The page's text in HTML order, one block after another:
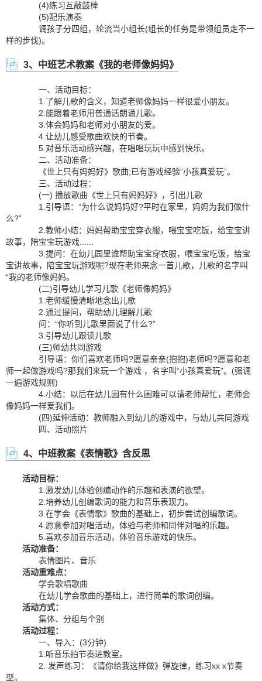
(4)练习互敲鼓棒
(5)配乐演奏
调孩子分四组，轮流当小组长(组长的任务是带领组员走不一
样的步伐)。
3、中班艺术教案《我的老师像妈妈》
一、活动目标：
1.了解儿歌的含义，知道老师像妈妈一样很爱小朋友。
2.能跟着老师用普通话朗诵儿歌。
3.体会妈妈和老师对小朋友的爱。
4.让幼儿感受歌曲欢快的节奏。
5.对音乐活动感兴趣，在唱唱玩玩中感到快乐。
二、活动准备：
《世上只有妈妈好》歌曲;已有游戏经验“小孩真爱玩”。
三、活动过程：
(一) 播放歌曲《世上只有妈妈好》，引出儿歌
1.引导语：“为什么说妈妈好?平时在家里，妈妈为我们做什
么?”
2.教师小结：妈妈帮助宝宝穿衣服，喂宝宝吃饭，给宝宝讲
故事，陪宝宝玩游戏......
3.提问：在幼儿园里谁帮助宝宝穿衣服，喂宝宝吃饭，给宝
宝讲故事，陪宝宝玩游戏呢?现在老师来念一首儿歌，儿歌的名字叫
“我的老师像妈妈。
(二)引导幼儿学习儿歌《老师像妈妈》
1.老师缓慢清晰地念出儿歌
2.通过提问，帮助幼儿理解儿歌
问：“你听到儿歌里面说了什么?”
3.引导幼儿跟读儿歌
(三)师幼共同游戏
引导语：你们喜欢老师吗?愿意亲亲(抱抱)老师吗?愿意和老
师一起做游戏吗?那我们来玩一个游戏 ，名字叫“小孩真爱玩”。(强调
一遍游戏规则)
4.小结：以后在幼儿园有什么困难可以请老师帮忙，老师会
像妈妈一样爱我们。
(四)延伸活动：教师融入到幼儿的游戏中，与幼儿共同游戏
四、活动照片
4、中班教案《表情歌》含反思
活动目标：
1.激发幼儿体验创编动作的乐趣和表演的欲望。
2.培养幼儿创编歌词的能力和音乐表现力。
3.在学会《表情歌》歌曲的基础上，初步尝试创编歌词。
4.愿意参加对唱活动，体验与老师和同伴对唱的乐趣。
5.喜欢参加音乐活动，体验音乐游戏的快乐。
活动准备：
表情图片、音乐
活动重难点：
学会歌唱歌曲
在幼儿学会歌曲的基础上，进行简单的歌词创编。
活动方式：
集体、分组与个别
活动过程：
一、导入：(3分钟)
1.听音乐拍节奏进教室。
2. 发声练习：《请你给我这样做》弹旋律，练习xx x节奏
型。